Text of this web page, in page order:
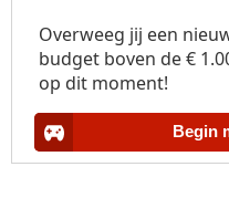
Overweeg jij een
budget boven de €
op dit moment!
Begin